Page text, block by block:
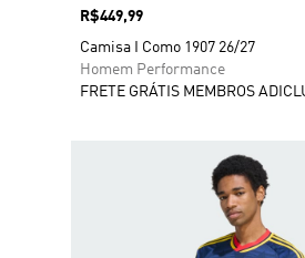
Preço
R$449,99
Camisa I Como 1907 26/27
Homem Performance
FRETE GRÁTIS MEMBROS